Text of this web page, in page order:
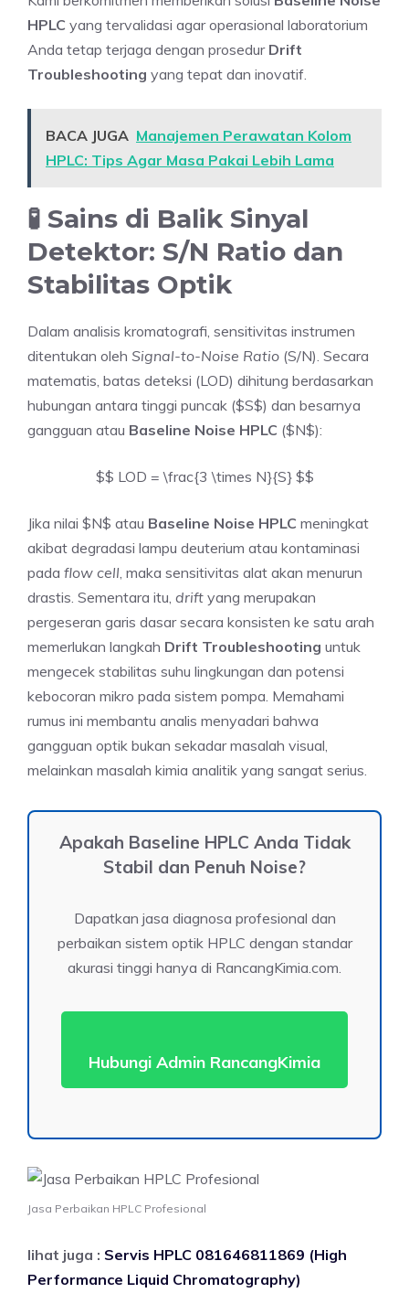
HPLC yang tervalidasi agar operasional laboratorium
Anda tetap terjaga dengan prosedur Drift
Troubleshooting yang tepat dan inovatif.
BACA JUGA Manajemen Perawatan Kolom
HPLC: Tips Agar Masa Pakai Lebih Lama
🧪 Sains di Balik Sinyal
Detektor: S/N Ratio dan
Stabilitas Optik
Dalam analisis kromatografi, sensitivitas instrumen
ditentukan oleh Signal-to-Noise Ratio (S/N). Secara
matematis, batas deteksi (LOD) dihitung berdasarkan
hubungan antara tinggi puncak ($S$) dan besarnya
gangguan atau Baseline Noise HPLC ($N$):
$$ LOD = \frac{3 \times N}{S} $$
Jika nilai $N$ atau Baseline Noise HPLC meningkat
akibat degradasi lampu deuterium atau kontaminasi
pada flow cell, maka sensitivitas alat akan menurun
drastis. Sementara itu, drift yang merupakan
pergeseran garis dasar secara konsisten ke satu arah
memerlukan langkah Drift Troubleshooting untuk
mengecek stabilitas suhu lingkungan dan potensi
kebocoran mikro pada sistem pompa. Memahami
rumus ini membantu analis menyadari bahwa
gangguan optik bukan sekadar masalah visual,
melainkan masalah kimia analitik yang sangat serius.
Apakah Baseline HPLC Anda Tidak
Stabil dan Penuh Noise?
Dapatkan jasa diagnosa profesional dan
perbaikan sistem optik HPLC dengan standar
akurasi tinggi hanya di RancangKimia.com.
Hubungi Admin RancangKimia
Jasa Perbaikan HPLC Profesional
lihat juga : Servis HPLC 081646811869 (High
Performance Liquid Chromatography)